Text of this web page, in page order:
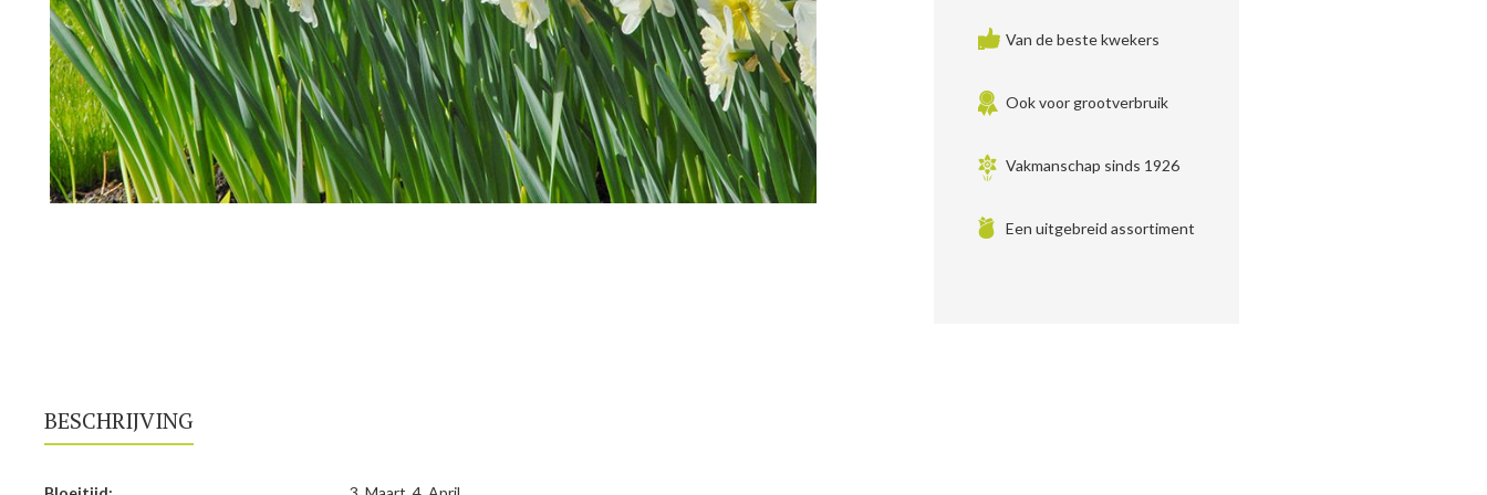
Van de beste kwekers
Ook voor grootverbruik
Vakmanschap sinds 1926
Een uitgebreid assortiment
BESCHRIJVING